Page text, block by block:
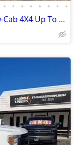
• • • • • • • •
2021 Ram 2500 Cummins Diesel Crew-Cab 4X4 Up To 100% Financing